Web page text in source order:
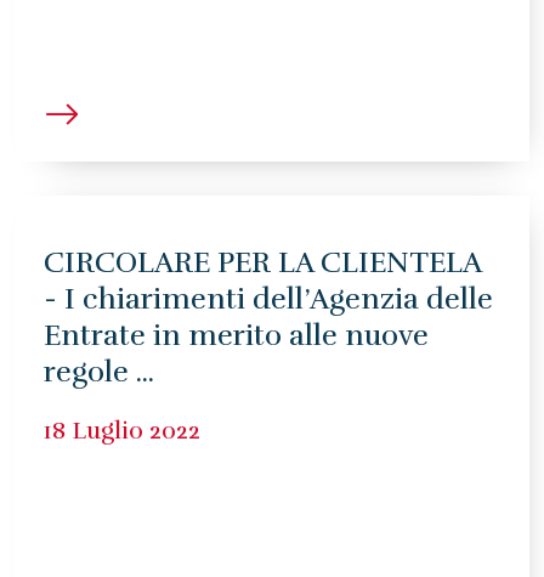
CIRCOLARE PER LA CLIENTELA
- I chiarimenti dell’Agenzia delle
Entrate in merito alle nuove
regole ...
18 Luglio 2022